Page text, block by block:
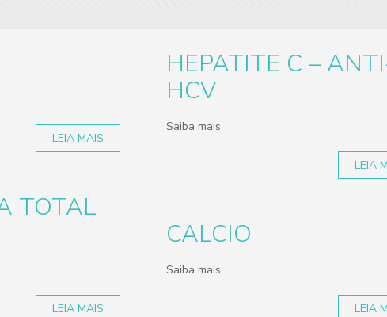
LEIA MAIS
HEPATITE C –
HCV
Saiba mais
LEIA
TOTAL
LEIA MAIS
CALCIO
Saiba mais
LEIA